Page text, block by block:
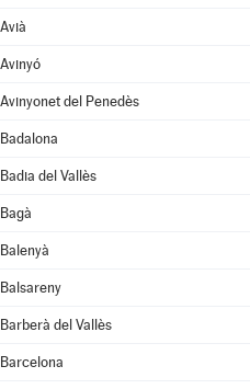
Avià
Avinyó
Avinyonet del Penedès
Badalona
Badia del Vallès
Bagà
Balenyà
Balsareny
Barberà del Vallès
Barcelona